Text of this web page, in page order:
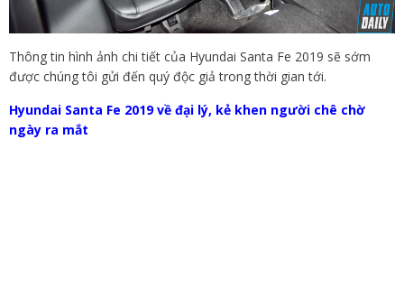
Thông tin hình ảnh chi tiết của Hyundai Santa Fe 2019 sẽ sớm
được chúng tôi gửi đến quý độc giả trong thời gian tới.
Hyundai Santa Fe 2019 về đại lý, kẻ khen người chê chờ
ngày ra mắt